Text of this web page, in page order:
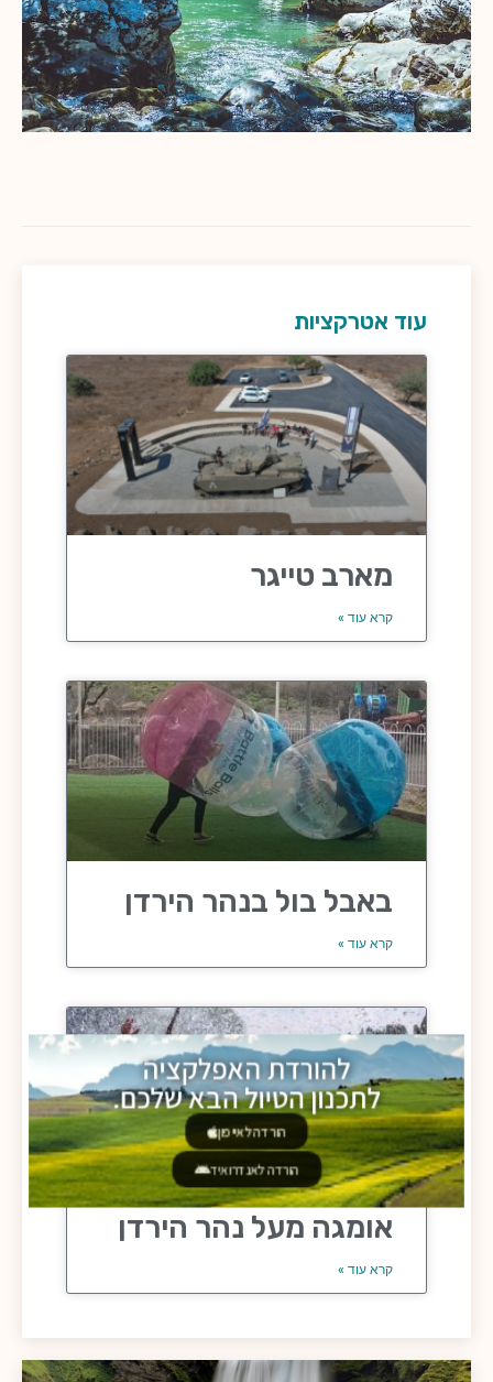
עוד אטרקציות
מארב טייגר
קרא עוד »
באבל בול בנהר הירדן
קרא עוד »
אומגה מעל נהר הירדן
קרא עוד »
להורדת האפלקציה
לתכנון הטיול הבא שלכם.
הורדה לאייפון
הורדה לאנדרואיד